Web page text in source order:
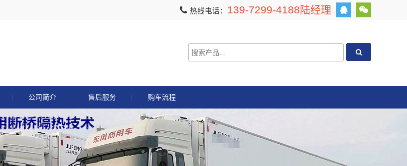
热线电话： 139-7299-4188陆经理
公司简介 售后服务 购车流程